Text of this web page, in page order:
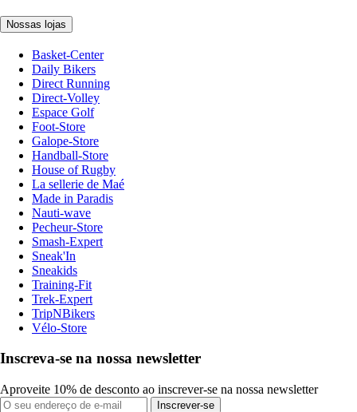
Nossas lojas
Basket-Center
Daily Bikers
Direct Running
Direct-Volley
Espace Golf
Foot-Store
Galope-Store
Handball-Store
House of Rugby
La sellerie de Maé
Made in Paradis
Nauti-wave
Pecheur-Store
Smash-Expert
Sneak'In
Sneakids
Training-Fit
Trek-Expert
TripNBikers
Vélo-Store
Inscreva-se na nossa newsletter
Aproveite 10% de desconto ao inscrever-se na nossa newsletter
Inscrever-se